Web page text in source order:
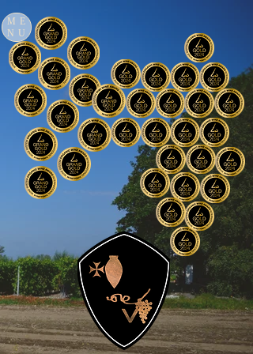
ME
NU